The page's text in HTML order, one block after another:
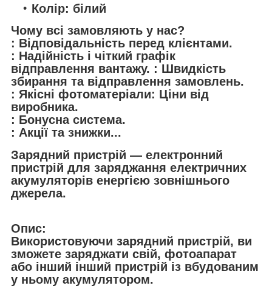
Колір: білий
Чому всі замовляють у нас?
: Відповідальність перед клієнтами.
: Надійність і чіткий графік
відправлення вантажу. : Швидкість
збирання та відправлення замовлень.
: Якісні фотоматеріали: Ціни від
виробника.
: Бонусна система.
: Акції та знижки...
Зарядний пристрій — електронний
пристрій для заряджання електричних
акумуляторів енергією зовнішнього
джерела.
Опис:
Використовуючи зарядний пристрій, ви
зможете заряджати свій, фотоапарат
або інший інший пристрій із вбудованим
у ньому акумулятором.